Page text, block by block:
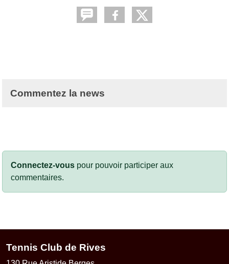
Commentez la news
Connectez-vous pour pouvoir participer aux
commentaires.
Tennis Club de Rives